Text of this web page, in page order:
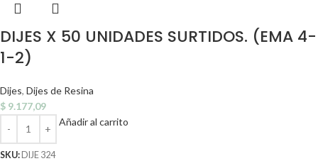
DIJES X 50 UNIDADES SURTIDOS. (EMA 4-
1-2)
Dijes, Dijes de Resina
$ 9.177,09
Añadir al carrito
SKU:DIJE 324